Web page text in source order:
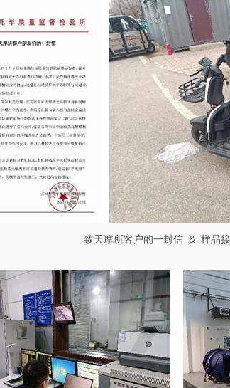
致天摩所客户的一封信& 样品